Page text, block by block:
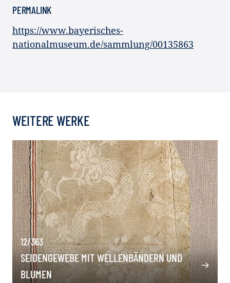
PERMALINK
https://www.bayerisches-
nationalmuseum.de/sammlung/00135863
WEITERE WERKE
12/363
SEIDENGEWEBE MIT WELLENBÄNDERN UND
BLUMEN